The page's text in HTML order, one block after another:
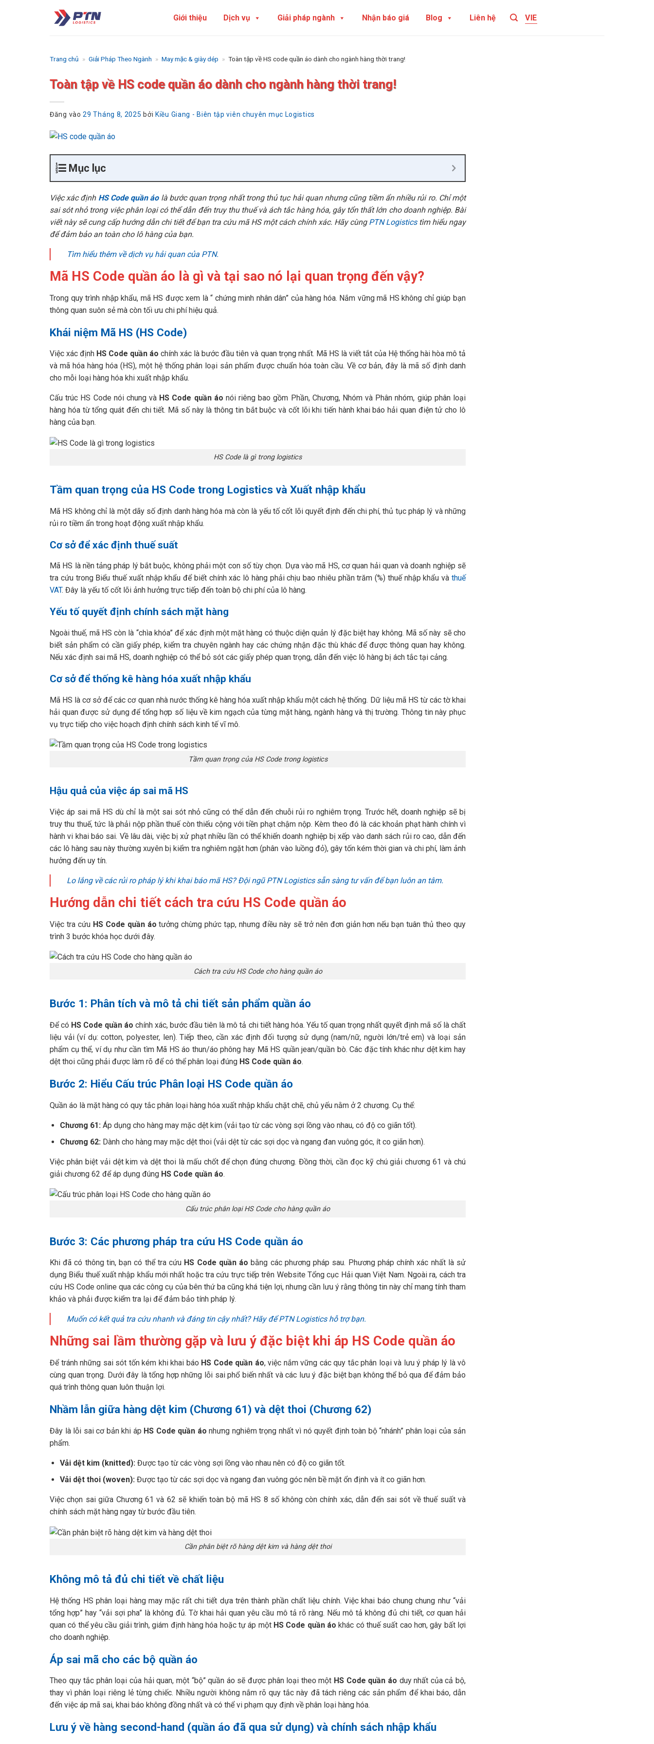
Giới thiệu Dịch vụ Giải pháp ngành Nhận báo giá Blog Liên hệ VIE
Trang chủ » Giải Pháp Theo Ngành » May mặc & giày dép » Toàn tập về HS code quần áo dành cho ngành hàng thời trang!
Toàn tập về HS code quần áo dành cho ngành hàng thời trang!
Đăng vào29 Tháng 8, 2025 bởi Kiều Giang - Biên tập viên chuyên mục Logistics
Mục lục
Việc xác định HS Code quần áolà bước quan trọng nhất trong thủ tục hải quan nhưng cũng tiềm ẩn nhiều rủi ro. Chỉ một
sai sót nhỏ trong việc phân loại có thể dẫn đến truy thu thuế và ách tắc hàng hóa, gây tổn thất lớn cho doanh nghiệp. Bài
viết này sẽ cung cấp hướng dẫn chi tiết để bạn tra cứu mã HS một cách chính xác. Hãy cùng PTN Logisticstìm hiểu ngay
để đảm bảo an toàn cho lô hàng của bạn.
Tìm hiểu thêm về dịch vụ hải quan của PTN.
Mã HS Code quần áo là gì và tại sao nó lại quan trọng đến vậy?
Trong quy trình nhập khẩu, mã HS được xem là “ chứng minh nhân dân” của hàng hóa. Nắm vững mã HS không chỉ giúp bạn
thông quan suôn sẻ mà còn tối ưu chi phí hiệu quả.
Khái niệm Mã HS (HS Code)
Việc xác định HS Code quần áochính xác là bước đầu tiên và quan trọng nhất. Mã HS là viết tắt của Hệ thống hài hòa mô tả
và mã hóa hàng hóa (HS), một hệ thống phân loại sản phẩm được chuẩn hóa toàn cầu. Về cơ bản, đây là mã số định danh
cho mỗi loại hàng hóa khi xuất nhập khẩu.
Cấu trúc HS Code nói chung và HS Code quần áo nói riêng bao gồm Phần, Chương, Nhóm và Phân nhóm, giúp phân loại
hàng hóa từ tổng quát đến chi tiết. Mã số này là thông tin bắt buộc và cốt lõi khi tiến hành khai báo hải quan điện tử cho lô
hàng của bạn.
HS Code là gì trong logistics
Tầm quan trọng của HS Code trong Logistics và Xuất nhập khẩu
Mã HS không chỉ là một dãy số định danh hàng hóa mà còn là yếu tố cốt lõi quyết định đến chi phí, thủ tục pháp lý và những
rủi ro tiềm ẩn trong hoạt động xuất nhập khẩu.
Cơ sở để xác định thuế suất
Mã HS là nền tảng pháp lý bắt buộc, không phải một con số tùy chọn. Dựa vào mã HS, cơ quan hải quan và doanh nghiệp sẽ
tra cứu trong Biểu thuế xuất nhập khẩu để biết chính xác lô hàng phải chịu bao nhiêu phần trăm (%) thuế nhập khẩu và thuế
VAT. Đây là yếu tố cốt lõi ảnh hưởng trực tiếp đến toàn bộ chi phí của lô hàng.
Yếu tố quyết định chính sách mặt hàng
Ngoài thuế, mã HS còn là “chìa khóa” để xác định một mặt hàng có thuộc diện quản lý đặc biệt hay không. Mã số này sẽ cho
biết sản phẩm có cần giấy phép, kiểm tra chuyên ngành hay các chứng nhận đặc thù khác để được thông quan hay không.
Nếu xác định sai mã HS, doanh nghiệp có thể bỏ sót các giấy phép quan trọng, dẫn đến việc lô hàng bị ách tắc tại cảng.
Cơ sở để thống kê hàng hóa xuất nhập khẩu
Mã HS là cơ sở để các cơ quan nhà nước thống kê hàng hóa xuất nhập khẩu một cách hệ thống. Dữ liệu mã HS từ các tờ khai
hải quan được sử dụng để tổng hợp số liệu về kim ngạch của từng mặt hàng, ngành hàng và thị trường. Thông tin này phục
vụ trực tiếp cho việc hoạch định chính sách kinh tế vĩ mô.
Tầm quan trọng của HS Code trong logistics
Hậu quả của việc áp sai mã HS
Việc áp sai mã HS dù chỉ là một sai sót nhỏ cũng có thể dẫn đến chuỗi rủi ro nghiêm trọng. Trước hết, doanh nghiệp sẽ bị
truy thu thuế, tức là phải nộp phần thuế còn thiếu cộng với tiền phạt chậm nộp. Kèm theo đó là các khoản phạt hành chính vì
hành vi khai báo sai. Về lâu dài, việc bị xử phạt nhiều lần có thể khiến doanh nghiệp bị xếp vào danh sách rủi ro cao, dẫn đến
các lô hàng sau này thường xuyên bị kiểm tra nghiêm ngặt hơn (phân vào luồng đỏ), gây tốn kém thời gian và chi phí, làm ảnh
hưởng đến uy tín.
Lo lắng về các rủi ro pháp lý khi khai báo mã HS? Đội ngũ PTN Logistics sẵn sàng tư vấn để bạn luôn an tâm.
Hướng dẫn chi tiết cách tra cứu HS Code quần áo
Việc tra cứu HS Code quần áo tưởng chừng phức tạp, nhưng điều này sẽ trở nên đơn giản hơn nếu bạn tuân thủ theo quy
trình 3 bước khóa học dưới đây.
Cách tra cứu HS Code cho hàng quần áo
Bước 1: Phân tích và mô tả chi tiết sản phẩm quần áo
Để có HS Code quần áo chính xác, bước đầu tiên là mô tả chi tiết hàng hóa. Yếu tố quan trọng nhất quyết định mã số là chất
liệu vải (ví dụ: cotton, polyester, len). Tiếp theo, cần xác định đối tượng sử dụng (nam/nữ, người lớn/trẻ em) và loại sản
phẩm cụ thể, ví dụ như cần tìm Mã HS áo thun/áo phông hay Mã HS quần jean/quần bò. Các đặc tính khác như dệt kim hay
dệt thoi cũng phải được làm rõ để có thể phân loại đúng HS Code quần áo.
Bước 2: Hiểu Cấu trúc Phân loại HS Code quần áo
Quần áo là mặt hàng có quy tắc phân loại hàng hóa xuất nhập khẩu chặt chẽ, chủ yếu nằm ở 2 chương. Cụ thể:
Chương 61: Áp dụng cho hàng may mặc dệt kim (vải tạo từ các vòng sợi lồng vào nhau, có độ co giãn tốt).
Chương 62:Dành cho hàng may mặc dệt thoi (vải dệt từ các sợi dọc và ngang đan vuông góc, ít co giãn hơn).
Việc phân biệt vải dệt kim và dệt thoi là mấu chốt để chọn đúng chương. Đồng thời, cần đọc kỹ chú giải chương 61 và chú
giải chương 62 để áp dụng đúng HS Code quần áo.
Cấu trúc phân loại HS Code cho hàng quần áo
Bước 3: Các phương pháp tra cứu HS Code quần áo
Khi đã có thông tin, bạn có thể tra cứu HS Code quần áo bằng các phương pháp sau. Phương pháp chính xác nhất là sử
dụng Biểu thuế xuất nhập khẩu mới nhất hoặc tra cứu trực tiếp trên Website Tổng cục Hải quan Việt Nam. Ngoài ra, cách tra
cứu HS Code online qua các công cụ của bên thứ ba cũng khá tiện lợi, nhưng cần lưu ý rằng thông tin này chỉ mang tính tham
khảo và phải được kiểm tra lại để đảm bảo tính pháp lý.
Muốn có kết quả tra cứu nhanh và đáng tin cậy nhất? Hãy để PTN Logistics hỗ trợ bạn.
Những sai lầm thường gặp và lưu ý đặc biệt khi áp HS Code quần áo
Để tránh những sai sót tốn kém khi khai báo HS Code quần áo, việc nắm vững các quy tắc phân loại và lưu ý pháp lý là vô
cùng quan trọng. Dưới đây là tổng hợp những lỗi sai phổ biến nhất và các lưu ý đặc biệt bạn không thể bỏ qua để đảm bảo
quá trình thông quan luôn thuận lợi.
Nhầm lẫn giữa hàng dệt kim (Chương 61) và dệt thoi (Chương 62)
Đây là lỗi sai cơ bản khi áp HS Code quần áo nhưng nghiêm trọng nhất vì nó quyết định toàn bộ “nhánh” phân loại của sản
phẩm.
Vải dệt kim (knitted): Được tạo từ các vòng sợi lồng vào nhau nên có độ co giãn tốt.
Vải dệt thoi (woven):Được tạo từ các sợi dọc và ngang đan vuông góc nên bề mặt ổn định và ít co giãn hơn.
Việc chọn sai giữa Chương 61 và 62 sẽ khiến toàn bộ mã HS 8 số không còn chính xác, dẫn đến sai sót về thuế suất và
chính sách mặt hàng ngay từ bước đầu tiên.
Cần phân biệt rõ hàng dệt kim và hàng dệt thoi
Không mô tả đủ chi tiết về chất liệu
Hệ thống HS phân loại hàng may mặc rất chi tiết dựa trên thành phần chất liệu chính. Việc khai báo chung chung như “vải
tổng hợp” hay “vải sợi pha” là không đủ. Tờ khai hải quan yêu cầu mô tả rõ ràng. Nếu mô tả không đủ chi tiết, cơ quan hải
quan có thể yêu cầu giải trình, giám định hàng hóa hoặc tự áp một HS Code quần áo khác có thuế suất cao hơn, gây bất lợi
cho doanh nghiệp.
Áp sai mã cho các bộ quần áo
Theo quy tắc phân loại của hải quan, một “bộ” quần áo sẽ được phân loại theo một HS Code quần áo duy nhất của cả bộ,
thay vì phân loại riêng lẻ từng chiếc. Nhiều người không nắm rõ quy tắc này đã tách riêng các sản phẩm để khai báo, dẫn
đến việc áp mã sai, khai báo không đồng nhất và có thể vi phạm quy định về phân loại hàng hóa.
Lưu ý về hàng second-hand (quần áo đã qua sử dụng) và chính sách nhập khẩu